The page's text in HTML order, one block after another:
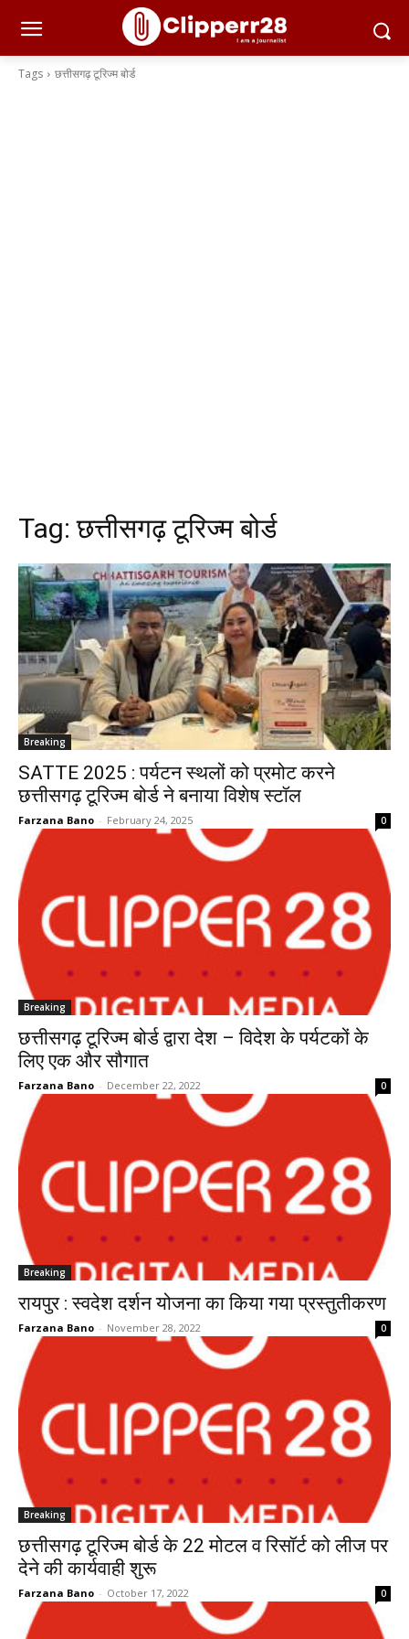
Tags छत्तीसगढ़ टूरिज्म बोर्ड
Tag:छत्तीसगढ़ टूरिज्म बोर्ड
Breaking
SATTE 2025 : पर्यटन स्थलों को प्रमोट करने
छत्तीसगढ़ टूरिज्म बोर्ड ने बनाया विशेष स्टॉल
Farzana Bano - February 24, 2025 0
Breaking
छत्तीसगढ़ टूरिज्म बोर्ड द्वारा देश – विदेश के पर्यटकों के
लिए एक और सौगात
Farzana Bano - December 22, 2022 0
Breaking
रायपुर : स्वदेश दर्शन योजना का किया गया प्रस्तुतीकरण
Farzana Bano - November 28, 2022 0
Breaking
छत्तीसगढ़ टूरिज्म बोर्ड के 22 मोटल व रिसॉर्ट को लीज पर
देने की कार्यवाही शुरू
Farzana Bano - October 17, 2022 0